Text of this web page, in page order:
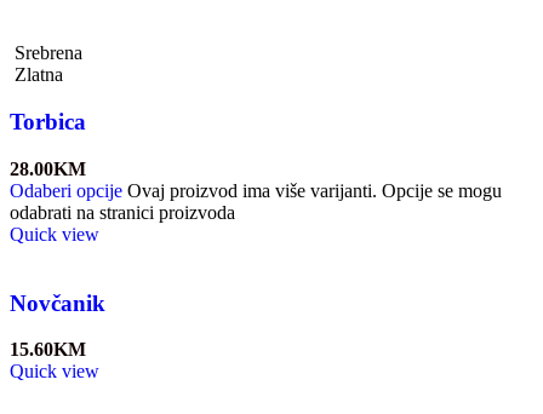
Srebrena
Zlatna
Torbica
28.00KM
Odaberi opcije Ovaj proizvod ima više varijanti. Opcije se mogu
odabrati na stranici proizvoda
Quick view
Novčanik
15.60KM
Quick view